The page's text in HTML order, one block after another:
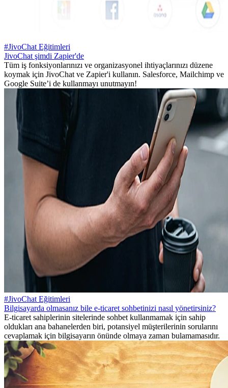
#JivoChat Eğitimleri
JivoChat şimdi Zapier'de
Tüm iş fonksiyonlarınızı ve organizasyonel ihtiyaçlarınızı düzene
koymak için JivoChat ve Zapier'i kullanın. Salesforce, Mailchimp ve
Google Suite’i de kullanmayı unutmayın!
#JivoChat Eğitimleri
Bilgisayarda olmasanız bile e-ticaret sohbetinizi nasıl yönetirsiniz?
E-ticaret sahiplerinin sitelerinde sohbet kullanmamak için sahip
oldukları ana bahanelerden biri, potansiyel müşterilerinin sorularını
cevaplamak için bilgisayarın önünde olmaya zaman bulamamasıdır.